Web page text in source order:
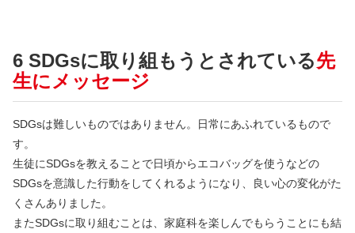
6 SDGsに取り組もうとされている先
生にメッセージ
SDGsは難しいものではありません。日常にあふれているもので
す。
生徒にSDGsを教えることで日頃からエコバッグを使うなどの
SDGsを意識した行動をしてくれるようになり、良い心の変化がた
くさんありました。
またSDGsに取り組むことは、家庭科を楽しんでもらうことにも結